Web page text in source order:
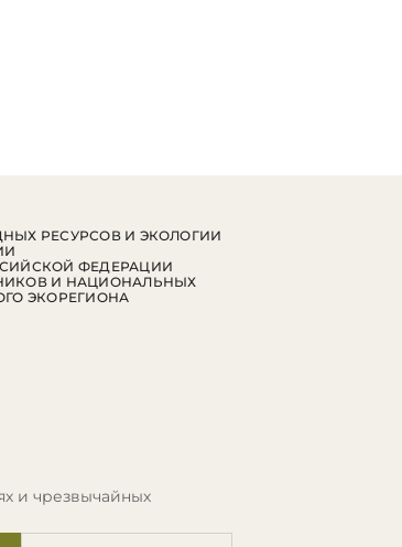
и чрезвычайных
РЕСУРСОВ И ЭКОЛОГИИ
ФЕДЕРАЦИИ
И НАЦИОНАЛЬНЫХ
ЭКОРЕГИОНА